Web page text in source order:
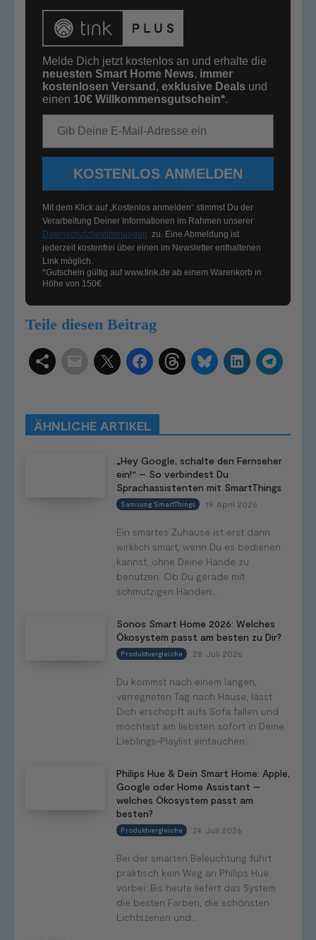
Melde Dich jetzt kostenlos an und erhalte die
neuesten Smart Home News, immer
kostenlosen Versand , exklusive Deals und
einen 10€ Willkommensgutschein*.
KOSTENLOS ANMELDEN
Mit dem Klick auf „Kostenlos anmelden“ stimmst Du der
Verarbeitung Deiner Informationen im Rahmen unserer
Datenschutzbestimmungen zu. Eine Abmeldung ist
jederzeit kostenfrei über einen im Newsletter enthaltenen
Link möglich.
*Gutschein gültig aufwww.tink.de ab einem Warenkorb in
Höhe von 150€
Teile diesen Beitrag
ÄHNLICHE ARTIKEL
„Hey Google, schalte den Fernseher
ein!“ – So verbindest Du
Sprachassistenten mit SmartThings
Samsung SmartThings 19. April 2026
Ein smartes Zuhause ist erst dann
wirklich smart, wenn Du es bedienen
kannst, ohne Deine Hände zu
benutzen. Ob Du gerade mit
schmutzigen Händen...
Sonos Smart Home 2026: Welches
Ökosystem passt am besten zu Dir?
Produktvergleiche 28. Juli 2026
Du kommst nach einem langen,
verregneten Tag nach Hause, lässt
Dich erschöpft aufs Sofa fallen und
möchtest am liebsten sofort in Deine
Lieblings-Playlist eintauchen...
Philips Hue & Dein Smart Home: Apple,
Google oder Home Assistant –
welches Ökosystem passt am
besten?
Produktvergleiche 24. Juli 2026
Bei der smarten Beleuchtung führt
praktisch kein Weg an Philips Hue
vorbei: Bis heute liefert das System
die besten Farben, die schönsten
Lichtszenen und...